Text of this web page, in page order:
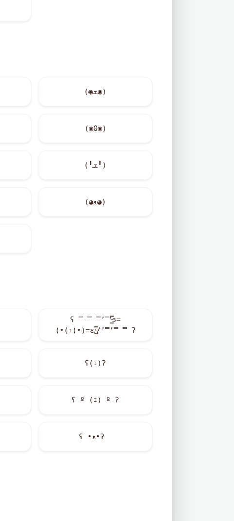
(◉ܫ◉)
(◉Θ◉)
(╹ܫ╹)
(◕ᴥ◕)
ʕ ̿ ̿ ̿’̿’̵͇̿̿з=
(•(ｪ)•)=ε/̵͇̿̿/’̿’̿ ̿ ʔ
ʕ(ｪ)ʔ
ʕ º (ｪ) º ʔ
ʕ •ᴥ•ʔゝ